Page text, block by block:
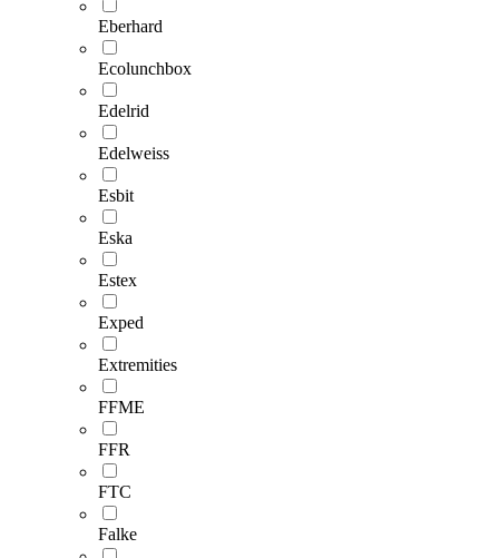
Eberhard
Ecolunchbox
Edelrid
Edelweiss
Esbit
Eska
Estex
Exped
Extremities
FFME
FFR
FTC
Falke